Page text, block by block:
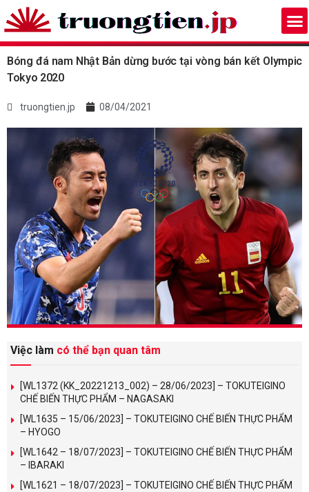
Bóng đá nam Nhật Bản dừng bước tại vòng bán kết Olympic
Tokyo 2020
truongtien.jp 08/04/2021
Việc làm có thể bạn quan tâm
[WL1372 (KK_20221213_002) – 28/06/2023] – TOKUTEIGINO
CHẾ BIẾN THỰC PHẨM – NAGASAKI
[WL1635 – 15/06/2023] – TOKUTEIGINO CHẾ BIẾN THỰC PHẨM
– HYOGO
[WL1642 – 18/07/2023] – TOKUTEIGINO CHẾ BIẾN THỰC PHẨM
– IBARAKI
[WL1621 – 18/07/2023] – TOKUTEIGINO CHẾ BIẾN THỰC PHẨM